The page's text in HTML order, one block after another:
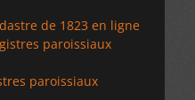
de 1823 en ligne
paroissiaux
paroissiaux